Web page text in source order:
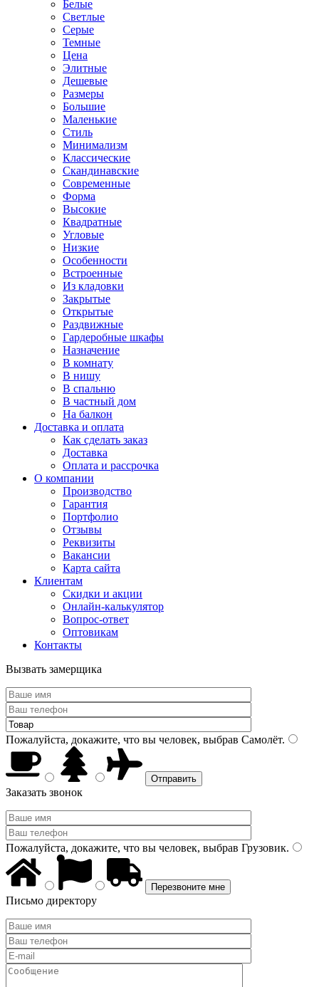
Белые
Светлые
Серые
Темные
Цена
Элитные
Дешевые
Размеры
Большие
Маленькие
Стиль
Минимализм
Классические
Скандинавские
Современные
Форма
Высокие
Квадратные
Угловые
Низкие
Особенности
Встроенные
Из кладовки
Закрытые
Открытые
Раздвижные
Гардеробные шкафы
Назначение
В комнату
В нишу
В спальню
В частный дом
На балкон
Доставка и оплата
Как сделать заказ
Доставка
Оплата и рассрочка
О компании
Производство
Гарантия
Портфолио
Отзывы
Реквизиты
Вакансии
Карта сайта
Клиентам
Скидки и акции
Онлайн-калькулятор
Вопрос-ответ
Оптовикам
Контакты
Вызвать замерщика
Пожалуйста, докажите, что вы человек, выбрав Самолёт.
Заказать звонок
Пожалуйста, докажите, что вы человек, выбрав Грузовик.
Письмо директору